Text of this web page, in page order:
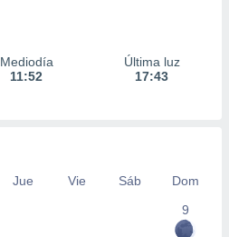
Mediodía
11:52
Última luz
17:43
Jue Vie Sáb
Dom
9